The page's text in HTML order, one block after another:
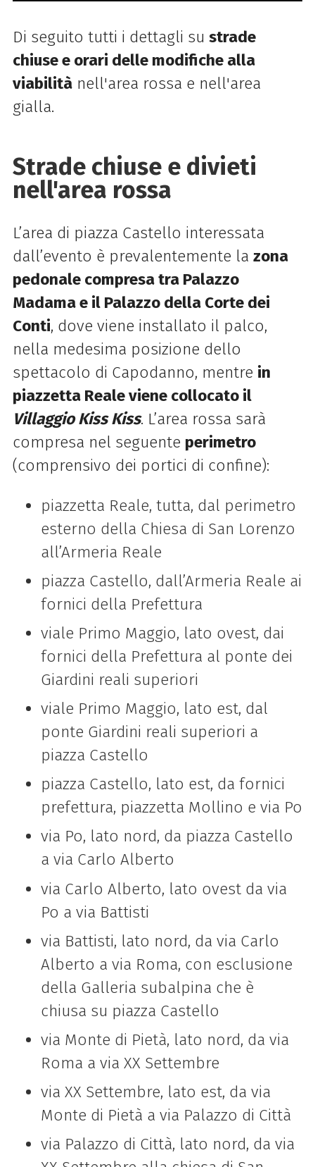
Di seguito tutti i dettagli su strade
chiuse e orari delle modifiche alla
viabilitànell'area rossa e nell'area
gialla.
Strade chiuse e divieti
nell'area rossa
L’area di piazza Castello interessata
dall’evento è prevalentemente la zona
pedonale compresa tra Palazzo
Madama e il Palazzo della Corte dei
Conti, dove viene installato il palco,
nella medesima posizione dello
spettacolo di Capodanno, mentre in
piazzetta Reale viene collocato il
Villaggio Kiss Kiss. L’area rossa sarà
compresa nel seguente perimetro
(comprensivo dei portici di confine):
piazzetta Reale, tutta, dal perimetro
esterno della Chiesa di San Lorenzo
all’Armeria Reale
piazza Castello, dall’Armeria Reale ai
fornici della Prefettura
viale Primo Maggio, lato ovest, dai
fornici della Prefettura al ponte dei
Giardini reali superiori
viale Primo Maggio, lato est, dal
ponte Giardini reali superiori a
piazza Castello
piazza Castello, lato est, da fornici
prefettura, piazzetta Mollino e via Po
via Po, lato nord, da piazza Castello
a via Carlo Alberto
via Carlo Alberto, lato ovest da via
Po a via Battisti
via Battisti, lato nord, da via Carlo
Alberto a via Roma, con esclusione
della Galleria subalpina che è
chiusa su piazza Castello
via Monte di Pietà, lato nord, da via
Roma a via XX Settembre
via XX Settembre, lato est, da via
Monte di Pietà a via Palazzo di Città
via Palazzo di Città, lato nord, da via